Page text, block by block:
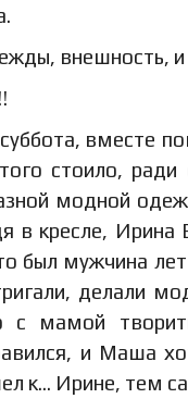
внешность,
вместе
стоило,
модной
в кресле,
был мужчина
делали
с мамой
и Маша
к… Ирине, тем